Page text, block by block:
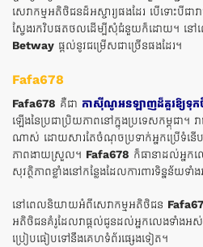
សេវាកម្មអតិថិជនដ៏អស្ចារ្យផងដែរ បើទោះបីជា
ស្វែងរកវិបផតថលដើម្បីសុំជំនួយក៏ដោយ។ នៅ
Betway ផ្តល់នូវជម្រើសជាច្រើនផងដែរ។
Fafa678
Fafa678 គឺជា កាស៊ីណូអនឡាញដ៏គួរឱ្យទុកចិ
ឡើងនៃប្រជាប្រិយភាពនៅក្នុងប្រទេសកម្ពុជា។
ណាស់ ដោយសារតែចំណុចប្រទាក់អ្នកប្រើទំនើបដ
ភាពងាយស្រួល។ Fafa678 ក៏ធានាដល់អ្នកល
សុវត្ថិភាពខ្លាំងនៅកន្លែងដែលការពារទិន្នន័យ
នៅពេលនិយាយអំពីសេវាកម្មអតិថិជន
អតិថិជនគំរូដែលវាផ្តល់ជូនដល់អ្នកលេងទាំងអស់
ប្រៀបធៀបទៅនឹងគេហទំព័រផ្សេងទៀត។